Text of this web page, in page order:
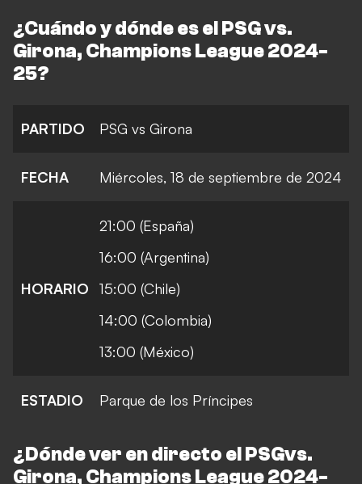
¿Cuándo y dónde es el PSG vs.
Girona, Champions League 2024-
25?
PARTIDO PSG vs Girona
FECHA Miércoles, 18 de septiembre de 2024
HORARIO
21:00 (España)
16:00 (Argentina)
15:00 (Chile)
14:00 (Colombia)
13:00 (México)
ESTADIO Parque de los Príncipes
¿Dónde ver en directo el PSGvs.
Girona, Champions League 2024-